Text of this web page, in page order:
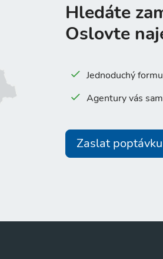
Hledáte
Oslovte
Jednoduchý
Agentury vás
Zaslat